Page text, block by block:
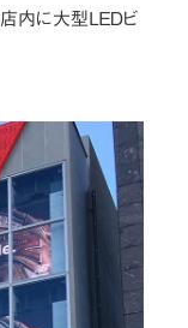
に大型ＬＥＤビ